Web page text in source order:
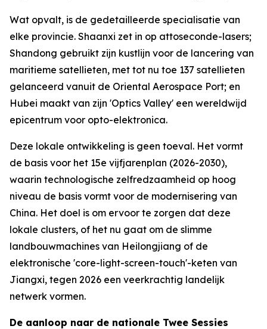
Wat opvalt, is de gedetailleerde specialisatie van
elke provincie. Shaanxi zet in op attoseconde-lasers;
Shandong gebruikt zijn kustlijn voor de lancering van
maritieme satellieten, met tot nu toe 137 satellieten
gelanceerd vanuit de Oriental Aerospace Port; en
Hubei maakt van zijn 'Optics Valley' een wereldwijd
epicentrum voor opto-elektronica.
Deze lokale ontwikkeling is geen toeval. Het vormt
de basis voor het 15e vijfjarenplan (2026-2030),
waarin technologische zelfredzaamheid op hoog
niveau de basis vormt voor de modernisering van
China. Het doel is om ervoor te zorgen dat deze
lokale clusters, of het nu gaat om de slimme
landbouwmachines van Heilongjiang of de
elektronische 'core-light-screen-touch'-keten van
Jiangxi, tegen 2026 een veerkrachtig landelijk
netwerk vormen.
De aanloop naar de nationale Twee Sessies